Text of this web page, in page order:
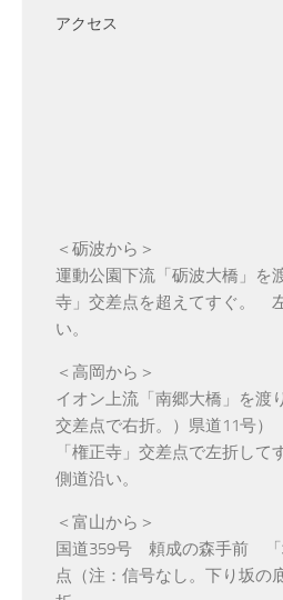
アクセス
＜砺波から＞
運動公園下流「砺波大橋」を
寺」交差点を超えてすぐ。
い。
＜高岡から＞
イオン上流「南郷大橋」を渡
交差点で右折。）県道11号）
「権正寺」交差点で左折し
側道沿い。
＜富山から＞
国道359号 頼成の森手前 「
点（注：信号なし。下り坂の